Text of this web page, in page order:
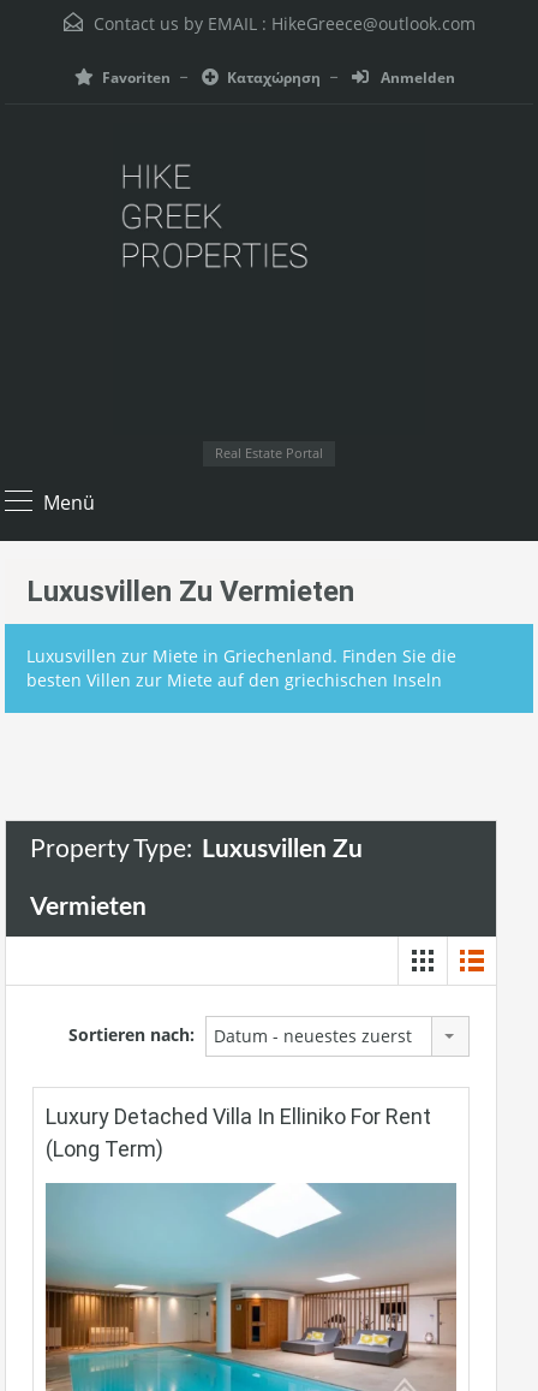
Contact us by EMAIL : HikeGreece@outlook.com
Favoriten Καταχώρηση Anmelden
Real Estate Portal
Menü
Luxusvillen Zu Vermieten
Luxusvillen zur Miete in Griechenland. Finden Sie die
besten Villen zur Miete auf den griechischen Inseln
Property Type: Luxusvillen Zu
Vermieten
Sortieren nach: Datum - neuestes zuerst
Luxury Detached Villa In Elliniko For Rent
(long Term)